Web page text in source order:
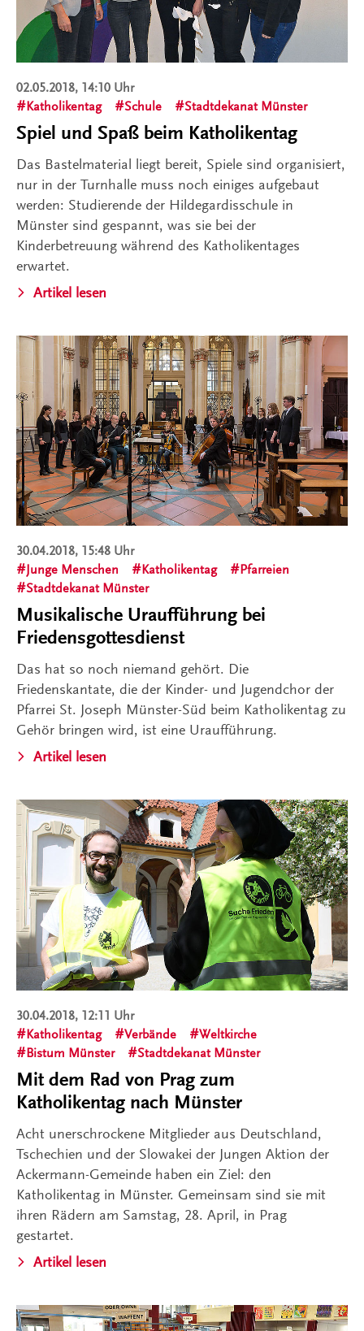
02.05.2018, 14:10 Uhr
Katholikentag
Schule Stadtdekanat Münster
Spiel und Spaß beim Katholikentag
Das Bastelmaterial liegt bereit, Spiele sind organisiert,
nur in der Turnhalle muss noch einiges aufgebaut
werden: Studierende der Hildegardisschule in
Münster sind gespannt, was sie bei der
Kinderbetreuung während des Katholikentages
erwartet.
Artikel lesen
30.04.2018, 15:48 Uhr
Junge Menschen
Katholikentag
Pfarreien
Stadtdekanat Münster
Musikalische Uraufführung bei
Friedensgottesdienst
Das hat so noch niemand gehört. Die
Friedenskantate, die der Kinder- und Jugendchor der
Pfarrei St. Joseph Münster-Süd beim Katholikentag zu
Gehör bringen wird, ist eine Uraufführung.
Artikel lesen
30.04.2018, 12:11 Uhr
Katholikentag
Verbände
Weltkirche
Bistum Münster
Stadtdekanat Münster
Mit dem Rad von Prag zum
Katholikentag nach Münster
Acht unerschrockene Mitglieder aus Deutschland,
Tschechien und der Slowakei der Jungen Aktion der
Ackermann-Gemeinde haben ein Ziel: den
Katholikentag in Münster. Gemeinsam sind sie mit
ihren Rädern am Samstag, 28. April, in Prag
gestartet.
Artikel lesen